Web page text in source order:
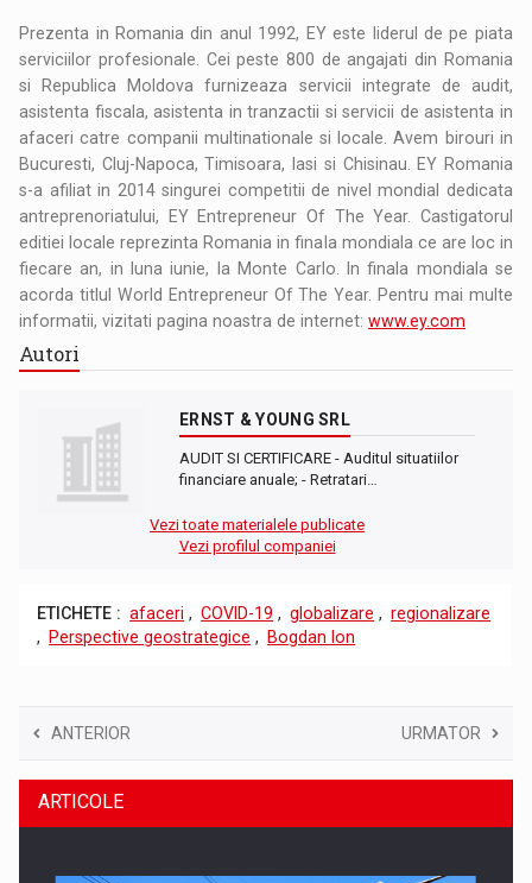
Prezenta in Romania din anul 1992, EY este liderul de pe piata
serviciilor profesionale. Cei peste 800 de angajati din Romania
si Republica Moldova furnizeaza servicii integrate de audit,
asistenta fiscala, asistenta in tranzactii si servicii de asistenta in
afaceri catre companii multinationale si locale. Avem birouri in
Bucuresti, Cluj-Napoca, Timisoara, Iasi si Chisinau. EY Romania
s-a afiliat in 2014 singurei competitii de nivel mondial dedicata
antreprenoriatului, EY Entrepreneur Of The Year. Castigatorul
editiei locale reprezinta Romania in finala mondiala ce are loc in
fiecare an, in luna iunie, la Monte Carlo. In finala mondiala se
acorda titlul World Entrepreneur Of The Year. Pentru mai multe
informatii, vizitati pagina noastra de internet:www.ey.com
Autori
ERNST & YOUNG SRL
AUDIT SI CERTIFICARE - Auditul situatiilor
financiare anuale; - Retratari…
Vezi toate materialele publicate
Vezi profilul companiei
ETICHETE : afaceri , COVID-19 , globalizare , regionalizare
,
Perspective geostrategice , Bogdan Ion
ANTERIOR URMATOR
ARTICOLE